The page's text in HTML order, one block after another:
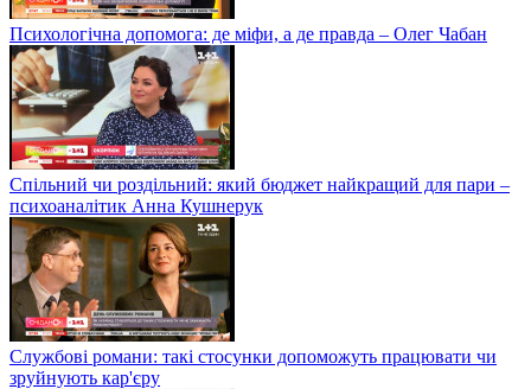
Психологічна допомога: де міфи, а де правда – Олег Чабан
Спільний чи роздільний: який бюджет найкращий для пари –
психоаналітик Анна Кушнерук
Службові романи: такі стосунки допоможуть працювати чи
зруйнують кар'єру